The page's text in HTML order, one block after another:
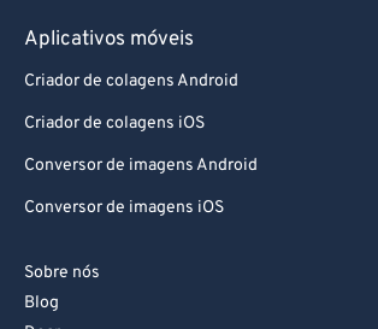
Aplicativos móveis
Criador de colagens Android
Criador de colagens iOS
Conversor de imagens Android
Conversor de imagens iOS
Sobre nós
Blog